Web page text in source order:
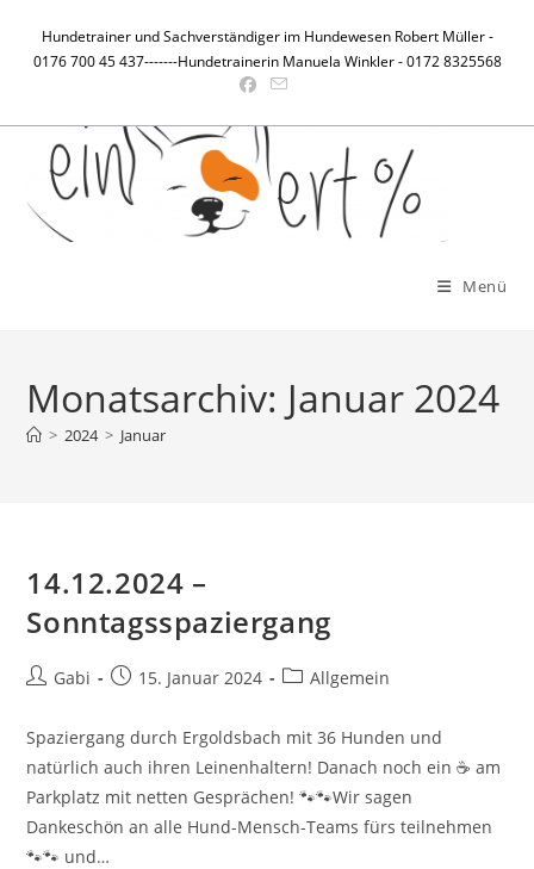
Inhalt
springen
Hundetrainer und Sachverständiger im Hundewesen Robert Müller -
0176 700 45 437-------Hundetrainerin Manuela Winkler - 0172 8325568
Menü
Monatsarchiv: Januar 2024
> 2024 > Januar
14.12.2024 –
Sonntagsspaziergang
Beitrags-
Gabi
Beitrag15. Januar 2024
Beitrags-
Allgemein
Spaziergang durch Ergoldsbach mit 36 Hunden und
natürlich auch ihren Leinenhaltern! Danach noch ein ☕️ am
Parkplatz mit netten Gesprächen! 🐾🐾Wir sagen
Dankeschön an alle Hund-Mensch-Teams fürs teilnehmen
🐾🐾 und…